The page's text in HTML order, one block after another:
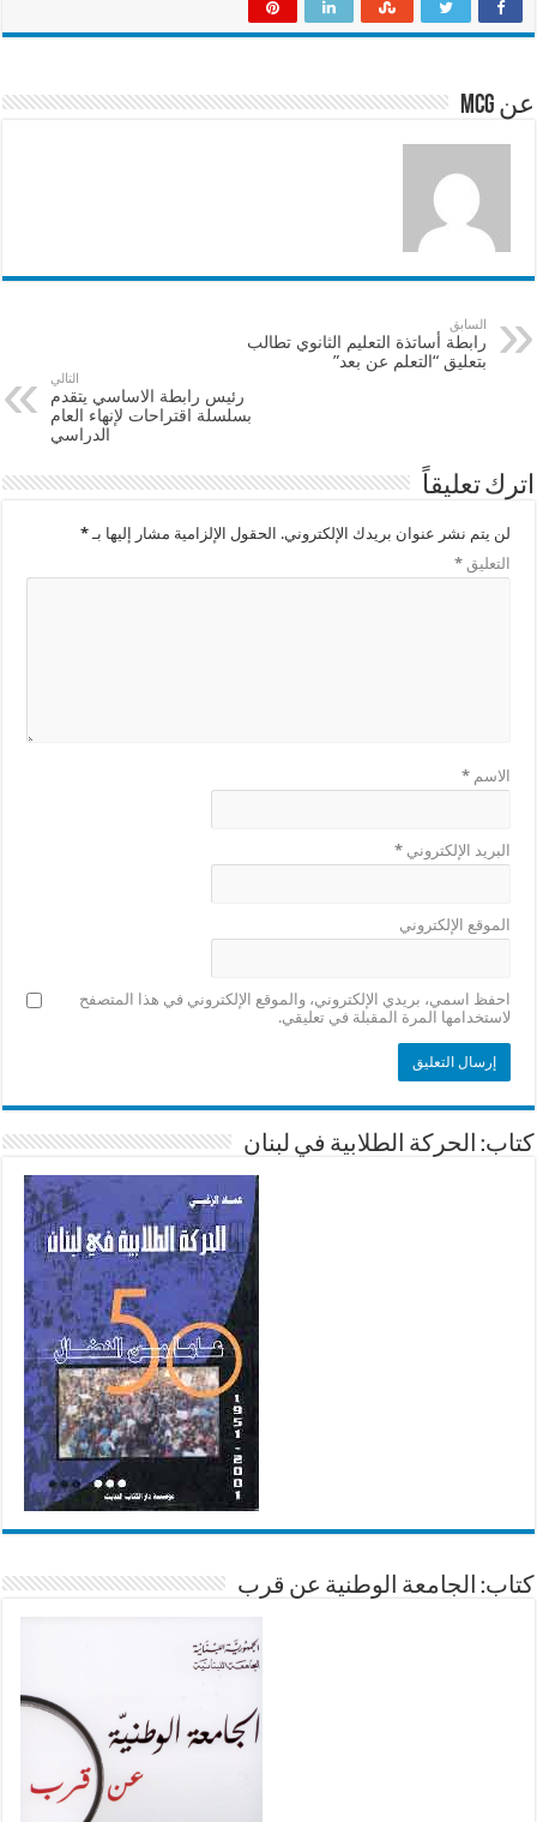
e
o
k
ai
at
p
ar
عن mcg
السابق
رابطة أساتذة التعليم الثانوي تطالب
بتعليق “التعلم عن بعد”
التالي
رئيس رابطة الاساسي يتقدم
بسلسلة اقتراحات لإنهاء العام
الدراسي
اترك تعليقاً
لن يتم نشر عنوان بريدك الإلكتروني. الحقول الإلزامية مشار إليها بـ*
التعليق*
الاسم*
البريد الإلكتروني*
الموقع الإلكتروني
احفظ اسمي، بريدي الإلكتروني، والموقع الإلكتروني في هذا المتصفح
لاستخدامها المرة المقبلة في تعليقي.
كتاب: الحركة الطلابية في لبنان
كتاب: الجامعة الوطنية عن قرب